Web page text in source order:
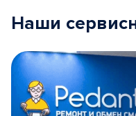
Наши